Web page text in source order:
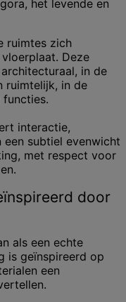
het levende en
ruimtes zich
Deze
in de
ruimtelijk, in de
functies.
interactie,
een subtiel evenwicht
met respect voor
door
als een echte
is geïnspireerd op
een